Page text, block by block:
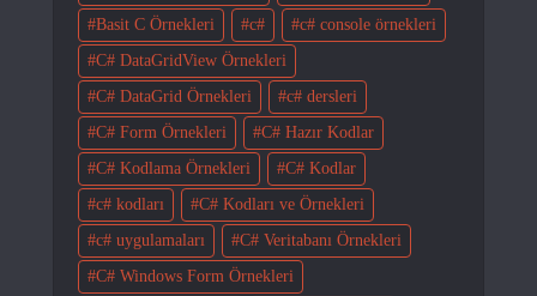
Basit C Örnekleri
c#
c# console örnekleri
C# DataGridView Örnekleri
C# DataGrid Örnekleri
c# dersleri
C# Form Örnekleri
C# Hazır Kodlar
C# Kodlama Örnekleri
C# Kodlar
c# kodları
C# Kodları ve Örnekleri
c# uygulamaları
C# Veritabanı Örnekleri
C# Windows Form Örnekleri